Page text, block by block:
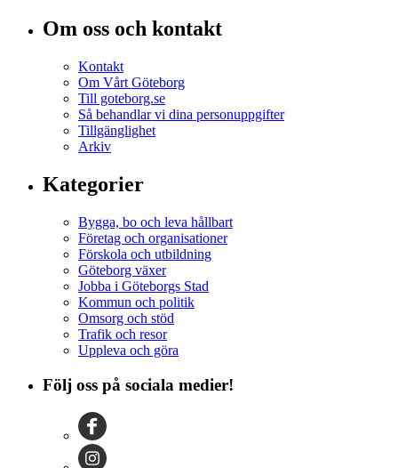
Om oss och kontakt
Kontakt
Om Vårt Göteborg
Till goteborg.se
Så behandlar vi dina personuppgifter
Tillgänglighet
Arkiv
Kategorier
Bygga, bo och leva hållbart
Företag och organisationer
Förskola och utbildning
Göteborg växer
Jobba i Göteborgs Stad
Kommun och politik
Omsorg och stöd
Trafik och resor
Uppleva och göra
Följ oss på sociala medier!